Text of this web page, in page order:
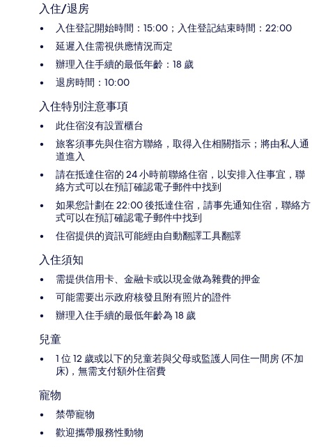
入住/退房
入住登記開始時間：15:00；入住登記結束時間：22:00
延遲入住需視供應情況而定
辦理入住手續的最低年齡：18 歲
退房時間：10:00
入住特別注意事項
此住宿沒有設置櫃台
旅客須事先與住宿方聯絡，取得入住相關指示；將由私人通
道進入
請在抵達住宿的 24 小時前聯絡住宿，以安排入住事宜，聯
絡方式可以在預訂確認電子郵件中找到
如果您計劃在 22:00 後抵達住宿，請事先通知住宿，聯絡方
式可以在預訂確認電子郵件中找到
住宿提供的資訊可能經由自動翻譯工具翻譯
入住須知
需提供信用卡、金融卡或以現金做為雜費的押金
可能需要出示政府核發且附有照片的證件
辦理入住手續的最低年齡為 18 歲
兒童
1 位 12 歲或以下的兒童若與父母或監護人同住一間房 (不加
床)，無需支付額外住宿費
寵物
禁帶寵物
歡迎攜帶服務性動物